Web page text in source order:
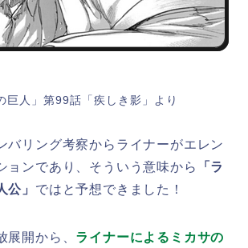
巨人」第99話「疾しき影」より
バリング考察からライナーがエレン
ョンであり、そういう意味から
「ラ
公」 ではと予想できました！
展開から、 ライナーによるミカサの